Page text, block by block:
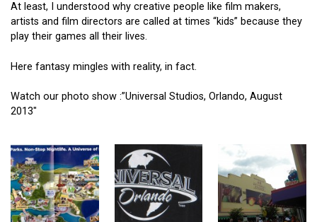
At least, I understood why creative people like film makers,
artists and film directors are called at times “kids” because they
play their games all their lives.
Here fantasy mingles with reality, in fact.
Watch our photo show :”Universal Studios, Orlando, August
2013″